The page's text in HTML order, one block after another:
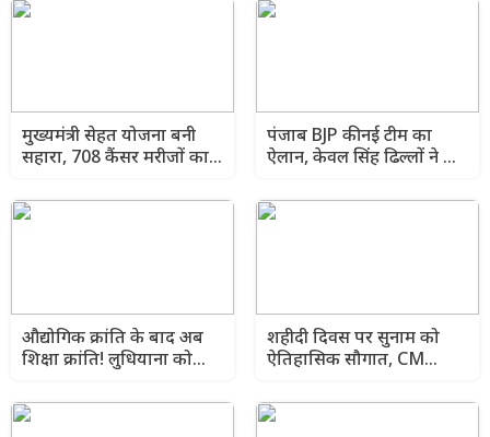
मुख्यमंत्री सेहत योजना बनी
सहारा, 708 कैंसर मरीजों का
कैशलेस इलाज
पंजाब BJP की नई टीम का
ऐलान, केवल सिंह ढिल्लों ने कई
औद्योगिक क्रांति के बाद अब
शिक्षा क्रांति! लुधियाना को
ऐलान
शहीदी दिवस पर सुनाम को
ऐतिहासिक सौगात, CM
ज्यादा के विकास कार्यों का
किया उद्घाटन